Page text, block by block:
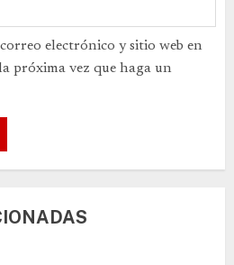
electrónico y sitio web en
próxima vez que haga un